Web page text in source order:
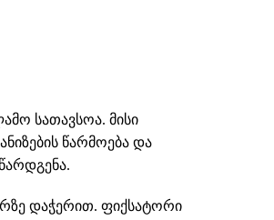
სათავსოა. მისი
წარმოება და
დაჭერით. ფიქსატორი